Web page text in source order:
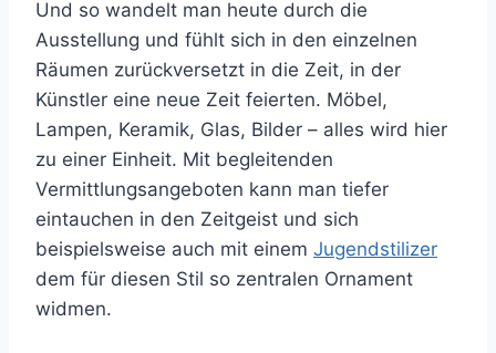
Und so wandelt man heute durch die
Ausstellung und fühlt sich in den einzelnen
Räumen zurückversetzt in die Zeit, in der
Künstler eine neue Zeit feierten. Möbel,
Lampen, Keramik, Glas, Bilder – alles wird hier
zu einer Einheit. Mit begleitenden
Vermittlungsangeboten kann man tiefer
eintauchen in den Zeitgeist und sich
beispielsweise auch mit einem Jugendstilizer
dem für diesen Stil so zentralen Ornament
widmen.